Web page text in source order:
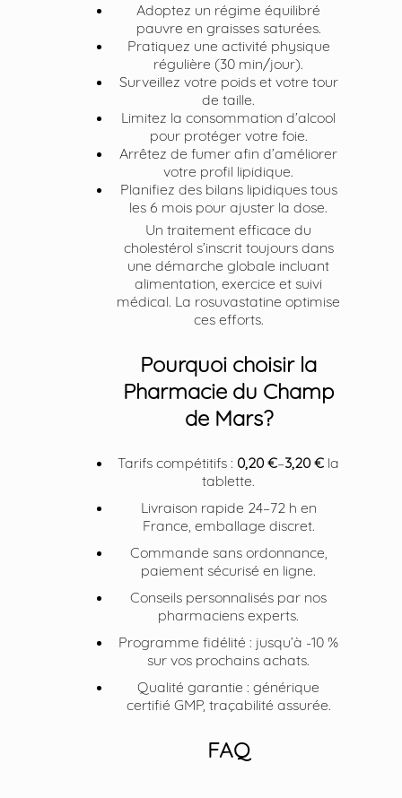
Adoptez un régime équilibré
pauvre en graisses saturées.
Pratiquez une activité physique
régulière (30 min/jour).
Surveillez votre poids et votre tour
de taille.
Limitez la consommation d’alcool
pour protéger votre foie.
Arrêtez de fumer afin d’améliorer
votre profil lipidique.
Planifiez des bilans lipidiques tous
les 6 mois pour ajuster la dose.
Un traitement efficace du
cholestérol s’inscrit toujours dans
une démarche globale incluant
alimentation, exercice et suivi
médical. La rosuvastatine optimise
ces efforts.
Pourquoi choisir la
Pharmacie du Champ
de Mars?
Tarifs compétitifs : 0,20 €–3,20 € la
tablette.
Livraison rapide 24–72 h en
France, emballage discret.
Commande sans ordonnance,
paiement sécurisé en ligne.
Conseils personnalisés par nos
pharmaciens experts.
Programme fidélité : jusqu’à -10 %
sur vos prochains achats.
Qualité garantie : générique
certifié GMP, traçabilité assurée.
FAQ